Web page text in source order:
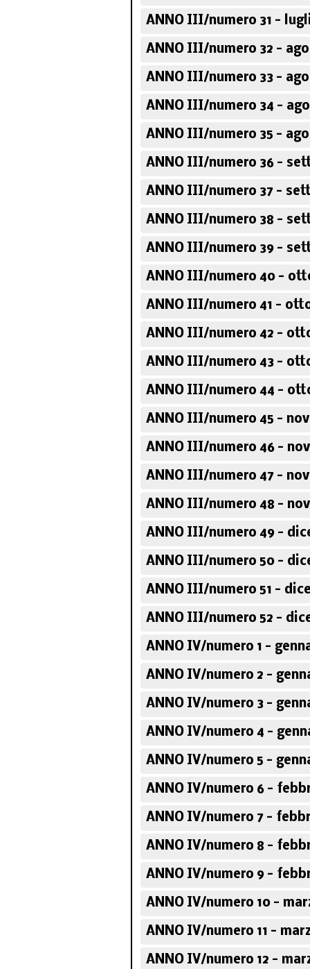
ANNO III/numero 31 -
ANNO III/numero 32 -
ANNO III/numero 33 -
ANNO III/numero 34 -
ANNO III/numero 35 -
ANNO III/numero 36 -
ANNO III/numero 37 -
ANNO III/numero 38 -
ANNO III/numero 39 -
ANNO III/numero 40 -
ANNO III/numero 41 -
ANNO III/numero 42 -
ANNO III/numero 43 -
ANNO III/numero 44 -
ANNO III/numero 45 -
ANNO III/numero 46 -
ANNO III/numero 47 -
ANNO III/numero 48 -
ANNO III/numero 49 -
ANNO III/numero 50 -
ANNO III/numero 51 -
ANNO III/numero 52 -
ANNO IV/numero 1 -
ANNO IV/numero 2 -
ANNO IV/numero 3 -
ANNO IV/numero 4 -
ANNO IV/numero 5 -
ANNO IV/numero 6 -
ANNO IV/numero 7 -
ANNO IV/numero 8 -
ANNO IV/numero 9 -
ANNO IV/numero 10 -
ANNO IV/numero 11 -
ANNO IV/numero 12 -